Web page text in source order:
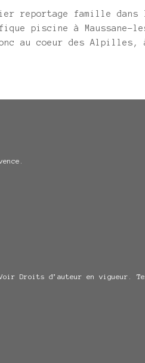
reportage famille
piscine à Maussane-
au coeur des Alpilles,
Droits d’auteur en vigueur.